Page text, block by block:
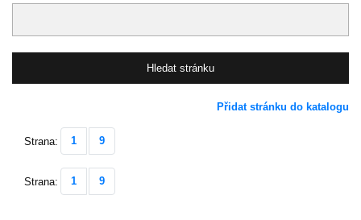
Přidat stránku do katalogu
Strana: 1 9
Strana: 1 9